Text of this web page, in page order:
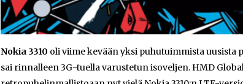
Nokia 3310 oli viime kevään yksi puhutuimmista uusista
sai rinnalleen 3G-tuella varustetun isoveljen. HMD